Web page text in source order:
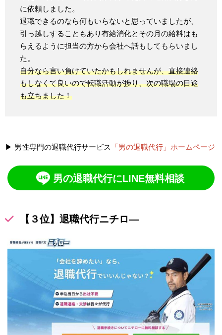
に依頼しました。
退職できるのなら何もいらないと思っていましたが、
引っ越しすることもあり有給消化とその月の給料はも
らえるように担当の方から会社へ話もしてもらいまし
た。
自分なら言い負けていたかもしれませんが、直接連絡
もしなくて良いので転職活動が捗り、次の職場の目途
も立ちました！
▶ 男性専門の退職代行サービス 「男の退職代行」ホームページ
男の退職代行にLINE無料相談
【３位】退職代行ニチロ―